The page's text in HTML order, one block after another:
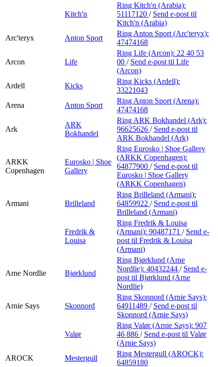
Kitch'n
Ring Kitch'n (Arabia):
51117120 / Send e-post til
Kitch'n (Arabia)
Arc'teryx
Anton Sport
Ring Anton Sport (Arc'teryx):
47474168
Arcon Life
Ring Life (Arcon): 22 40 53
00 / Send e-post til Life
(Arcon)
Ardell
Kicks
Ring Kicks (Ardell):
33221043
Arena
Anton Sport
Ring Anton Sport (Arena):
47474168
Ark
ARK
Bokhandel
Ring ARK Bokhandel (Ark):
96625626 / Send e-post til
ARK Bokhandel (Ark)
ARKK
Copenhagen
Eurosko | Shoe
Gallery
Ring Eurosko | Shoe Gallery
(ARKK Copenhagen):
64877900 / Send e-post til
Eurosko | Shoe Gallery
(ARKK Copenhagen)
Armani Brilleland
Ring Brilleland (Armani):
64859922 / Send e-post til
Brilleland (Armani)
Fredrik &
Louisa
Ring Fredrik & Louisa
(Armani): 90487171 / Send e-
post til Fredrik & Louisa
(Armani)
Arne Nordlie Bjørklund
Ring Bjørklund (Arne
Nordlie): 40432244 / Send e-
post til Bjørklund (Arne
Nordlie)
Arnie Says Skonnord
Ring Skonnord (Arnie Says):
64911489 / Send e-post til
Skonnord (Arnie Says)
Valør
Ring Valør (Arnie Says): 907
46 886 / Send e-post til Valør
(Arnie Says)
AROCK
Mestergull
Ring Mestergull (AROCK):
64859180